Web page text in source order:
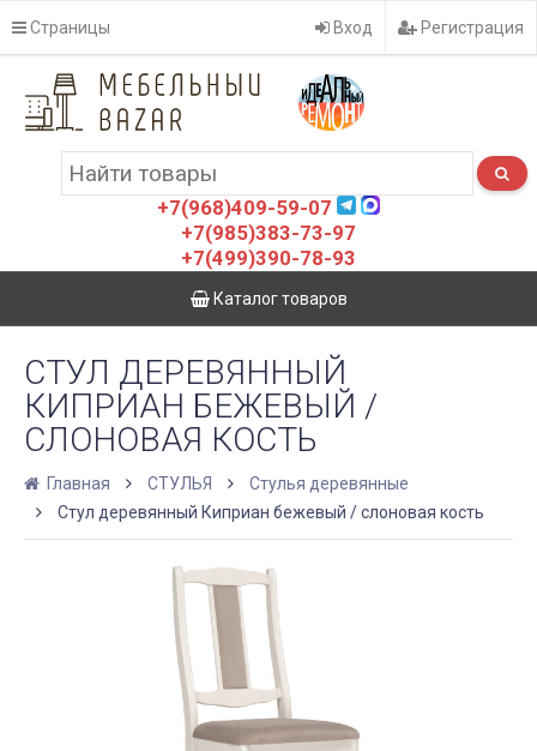
Страницы Вход Регистрация
+7(968)409-59-07
+7(985)383-73-97
+7(499)390-78-93
Каталог товаров
СТУЛ ДЕРЕВЯННЫЙ
КИПРИАН БЕЖЕВЫЙ /
СЛОНОВАЯ КОСТЬ
Главная СТУЛЬЯ
Стулья деревянные
Стул деревянный Киприан бежевый / слоновая кость